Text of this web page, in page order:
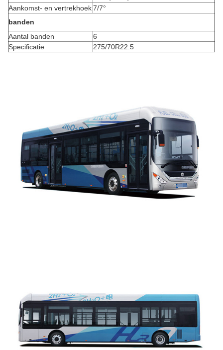
Aankomst- en vertrekhoek7/7°
banden
Aantal banden
6
Specificatie
275/70R22.5